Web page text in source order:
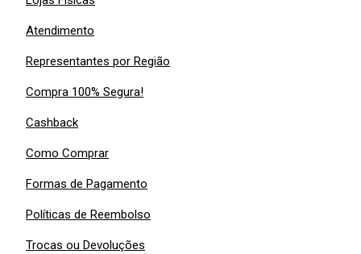
Atendimento
Representantes por Região
Compra 100% Segura!
Cashback
Como Comprar
Formas de Pagamento
Políticas de Reembolso
Trocas ou Devoluções